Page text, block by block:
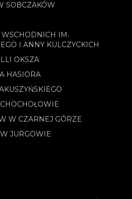
SOBCZAKÓW
IM.
I ANNY KULCZYCKICH
OKSZA
HASIORA
W CZARNEJ GÓRZE
JURGOWIE